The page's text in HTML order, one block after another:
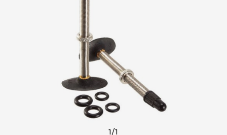
1/1